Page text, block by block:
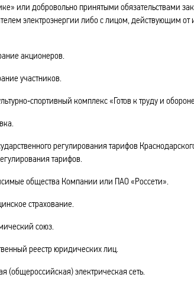
или добровольно принятыми обязательствами
электроэнергии либо с лицом, действующим
акционеров.
участников.
комплекс «Готов к труду и
регулирования тарифов
тарифов.
общества Компании или ПАО «Россети».
страхование.
союз.
реестр юридических лиц.
(общероссийская) электрическая сеть.